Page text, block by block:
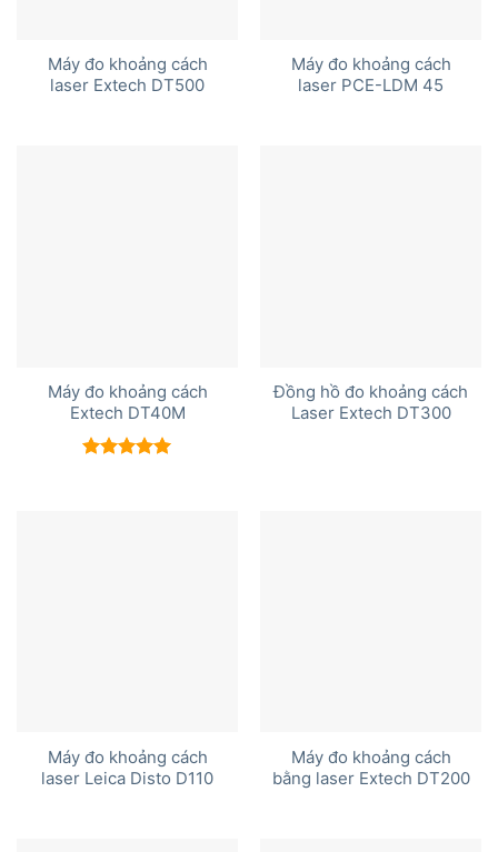
Máy đo khoảng cách
laser Extech DT500
Máy đo khoảng cách
laser PCE-LDM 45
Máy đo khoảng cách
Extech DT40M
Đồng hồ đo khoảng cách
Laser Extech DT300
Máy đo khoảng cách
laser Leica Disto D110
Máy đo khoảng cách
bằng laser Extech DT200